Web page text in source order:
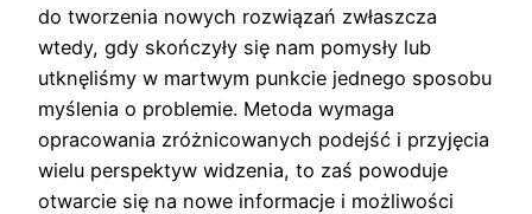
do tworzenia nowych rozwiązań zwłaszcza
wtedy, gdy skończyły się nam pomysły lub
utknęliśmy w martwym punkcie jednego sposobu
myślenia o problemie. Metoda wymaga
opracowania zróżnicowanych podejść i przyjęcia
wielu perspektyw widzenia, to zaś powoduje
otwarcie się na nowe informacje i możliwości